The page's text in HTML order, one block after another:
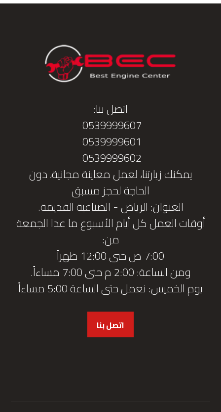
اتصل بنا:
0539999607
0539999601
0539999602
يمكنك زيارتنا، لعمل معاينة مجانية، دون
الحاجة لحجز مسبق
العنوان: الرياض - الصناعية القديمة.
أوقات العمل كل أيام الأسبوع ما عدا الجمعة
من:
7:00 ص حتى 12:00 ظهراً
ومن الساعة: 2:00 م حتى 7:00 مساءاً.
يوم الخميس: نعمل حتى الساعة 5:00 مساءاً
اتصل بنا